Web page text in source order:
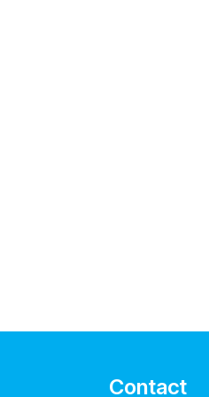
Contact